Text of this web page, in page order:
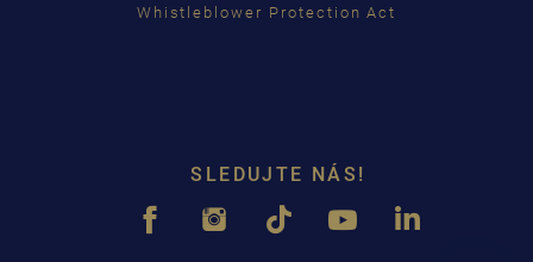
Whistleblower Protection Act
SLEDUJTE NÁS!